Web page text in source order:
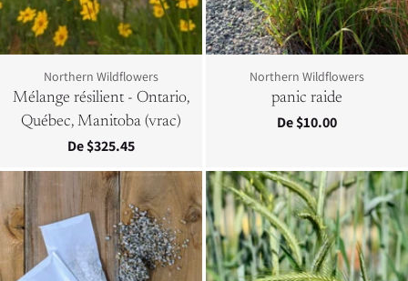
Northern Wildflowers
Mélange résilient - Ontario,
Québec, Manitoba (vrac)
De $325.45
Northern Wildflowers
panic raide
De $10.00